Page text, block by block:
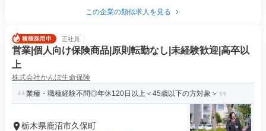
この企業の類似求人を見る
正社員
営業|個人向け保険商品|原則転勤なし|未経験歓迎|高卒以
上
株式会社かんぽ生命保険
業種・職種経験不問◎年休120日以上＜45歳以下の方対象＞
栃木県鹿沼市久保町